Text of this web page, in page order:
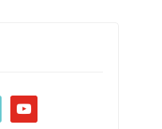
youtube